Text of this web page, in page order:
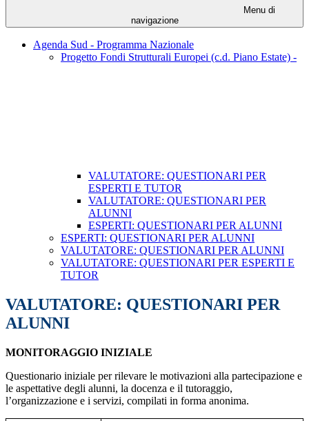
Menu di
navigazione
Agenda Sud - Programma Nazionale
Progetto Fondi Strutturali Europei (c.d. Piano Estate) -
VALUTATORE: QUESTIONARI PER
ESPERTI E TUTOR
VALUTATORE: QUESTIONARI PER
ALUNNI
ESPERTI: QUESTIONARI PER ALUNNI
ESPERTI: QUESTIONARI PER ALUNNI
VALUTATORE: QUESTIONARI PER ALUNNI
VALUTATORE: QUESTIONARI PER ESPERTI E
TUTOR
VALUTATORE: QUESTIONARI PER
ALUNNI
MONITORAGGIO INIZIALE
Questionario iniziale per rilevare le motivazioni alla partecipazione e
le aspettative degli alunni, la docenza e il tutoraggio,
l’organizzazione e i servizi, compilati in forma anonima.